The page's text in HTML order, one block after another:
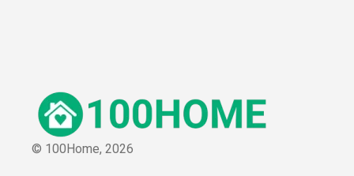
© 100Home, 2026